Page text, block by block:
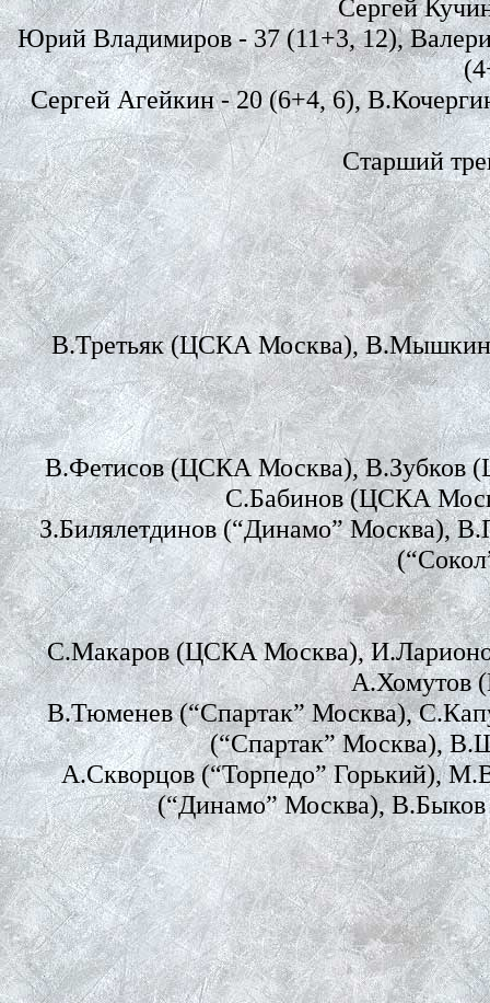
Сергей
Юрий Владимиров - 37 (11+3, 12),
Сергей Агейкин - 20 (6+4, 6),
Старший
В.Третьяк (ЦСКА Москва),
В.Фетисов (ЦСКА Москва), В.Зубков
С.Бабинов (ЦСКА
З.Билялетдинов (“Динамо” Москва),
С.Макаров (ЦСКА Москва),
А.Хомутов
В.Тюменев (“Спартак” Москва),
(“Спартак” Москва),
А.Скворцов (“Торпедо” Горький),
(“Динамо” Москва), В.Быков